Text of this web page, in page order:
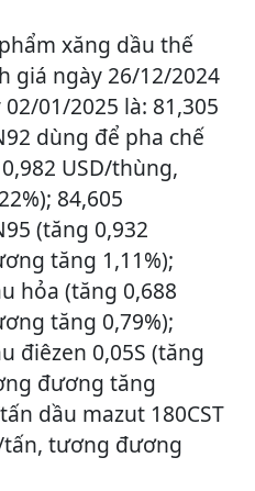
xăng dầu thế
giá ngày 26/12/2024
01/2025 là: 81,305
dùng để pha chế
USD/thùng,
84,605
(tăng 0,932
tăng 1,11%);
hỏa (tăng 0,688
tăng 0,79%);
điêzen 0,05S (tăng
đương tăng
dầu mazut 180CST
tấn, tương đương